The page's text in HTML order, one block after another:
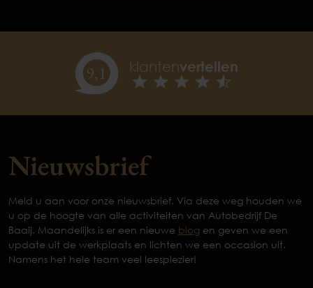
9,1 klantenvertellen
Nieuwsbrief
Meld u aan voor onze nieuwsbrief. Via deze weg houden we
u op de hoogte van alle activiteiten van Autobedrijf De
Baaij. Maandelijks is er een nieuwe blog en geven we een
update uit de werkplaats en lichten we een occasion uit.
Namens het hele team veel leesplezier!